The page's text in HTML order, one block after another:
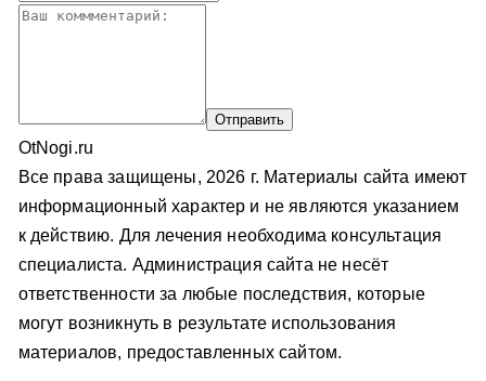
OtNogi.ru
Все права защищены, 2026 г. Материалы сайта имеют
информационный характер и не являются указанием
к действию. Для лечения необходима консультация
специалиста. Администрация сайта не несёт
ответственности за любые последствия, которые
могут возникнуть в результате использования
материалов, предоставленных сайтом.